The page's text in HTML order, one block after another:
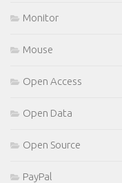
Monitor
Mouse
Open Access
Open Data
Open Source
PayPal